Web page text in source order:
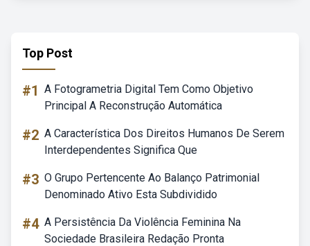
Top Post
#1 A Fotogrametria Digital Tem Como Objetivo
Principal A Reconstrução Automática
#2 A Característica Dos Direitos Humanos De Serem
Interdependentes Significa Que
#3 O Grupo Pertencente Ao Balanço Patrimonial
Denominado Ativo Esta Subdividido
#4 A Persistência Da Violência Feminina Na
Sociedade Brasileira Redação Pronta